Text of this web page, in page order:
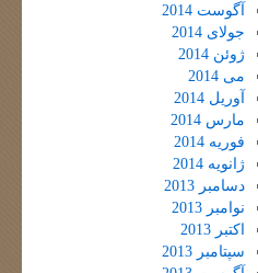
آگوست 2014
جولای 2014
ژوئن 2014
می 2014
آوریل 2014
مارس 2014
فوریه 2014
ژانویه 2014
دسامبر 2013
نوامبر 2013
اکتبر 2013
سپتامبر 2013